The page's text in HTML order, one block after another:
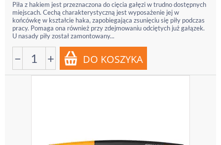
Piła z hakiem jest przeznaczona do cięcia gałęzi w trudno dostępnych
miejscach. Cechą charakterystyczną jest wyposażenie jej w
końcówkę w kształcie haka, zapobiegająca zsunięciu się piły podczas
pracy. Pomaga ona również przy zdejmowaniu odciętych już gałązek.
U nasady piły został zamontowany...
− +